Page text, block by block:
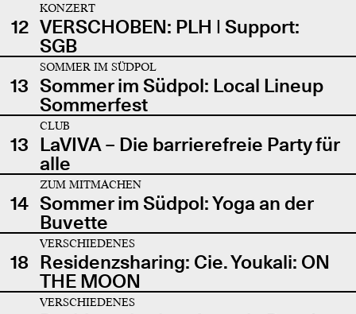
12
KONZERT
VERSCHOBEN: PLH | Support:
SGB
13
SOMMER IM SÜDPOL
Sommer im Südpol: Local Lineup
Sommerfest
13
CLUB
LaVIVA – Die barrierefreie Party für
alle
14
ZUM MITMACHEN
Sommer im Südpol: Yoga an der
Buvette
18
VERSCHIEDENES
Residenzsharing: Cie. Youkali: ON
THE MOON
VERSCHIEDENES